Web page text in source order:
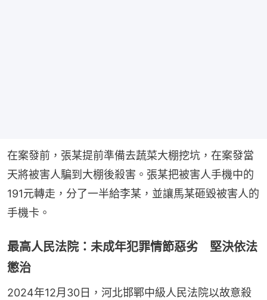
在案發前，張某提前準備去蔬菜大棚挖坑，在案發當
天將被害人騙到大棚後殺害。張某把被害人手機中的
191元轉走，分了一半給李某，並讓馬某砸毀被害人的
手機卡。
最高人民法院：未成年犯罪情節惡劣 堅決依法
懲治
2024年12月30日，河北邯鄲中級人民法院以故意殺